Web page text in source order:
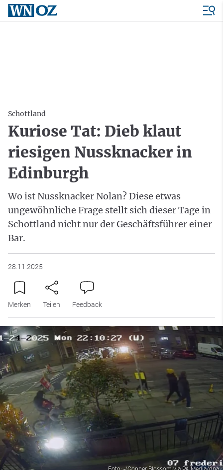
Schottland
Kuriose Tat: Dieb klaut
riesigen Nussknacker in
Edinburgh
Wo ist Nussknacker Nolan? Diese etwas
ungewöhnliche Frage stellt sich dieser Tage in
Schottland nicht nur der Geschäftsführer einer
Bar.
28.11.2025
Merken Teilen Feedback